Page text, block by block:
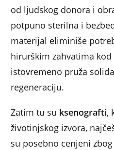
od ljudskog donora i
potpuno sterilna i
materijal eliminiše
hirurškim zahvatima kod
istovremeno pruža
regeneraciju.
Zatim tu su ksenografti,
životinjskog izvora,
su posebno cenjeni